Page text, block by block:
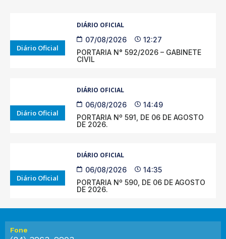
Diário Oficial
DIÁRIO OFICIAL
07/08/2026
12:27
PORTARIA N° 592/2026 – GABINETE
CIVIL
Diário Oficial
DIÁRIO OFICIAL
06/08/2026
14:49
PORTARIA Nº 591, DE 06 DE AGOSTO
DE 2026.
Diário Oficial
DIÁRIO OFICIAL
06/08/2026
14:35
PORTARIA Nº 590, DE 06 DE AGOSTO
DE 2026.
Fone